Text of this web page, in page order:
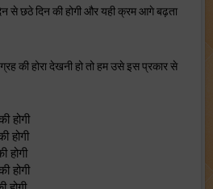
से छठे दिन की होगी और यही क्रम आगे बढ़ता
की होरा देखनी हो तो हम उसे इस प्रकार से
होगी
होगी
होगी
होगी